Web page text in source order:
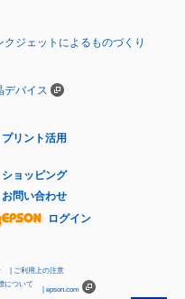
クジェットによるものづくり
デバイス
プリント活用
ショッピング
お問い合わせ
ログイン
ご利用上の注意
について
epson.com